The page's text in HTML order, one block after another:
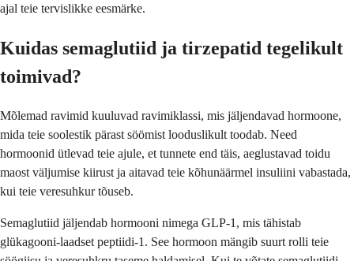
ajal teie tervislikke eesmärke.
Kuidas semaglutiid ja tirzepatid tegelikult
toimivad?
Mõlemad ravimid kuuluvad ravimiklassi, mis jäljendavad hormoone,
mida teie soolestik pärast söömist looduslikult toodab. Need
hormoonid ütlevad teie ajule, et tunnete end täis, aeglustavad toidu
maost väljumise kiirust ja aitavad teie kõhunäärmel insuliini vabastada,
kui teie veresuhkur tõuseb.
Semaglutiid jäljendab hormooni nimega GLP-1, mis tähistab
glükagooni-laadset peptiidi-1. See hormoon mängib suurt rolli teie